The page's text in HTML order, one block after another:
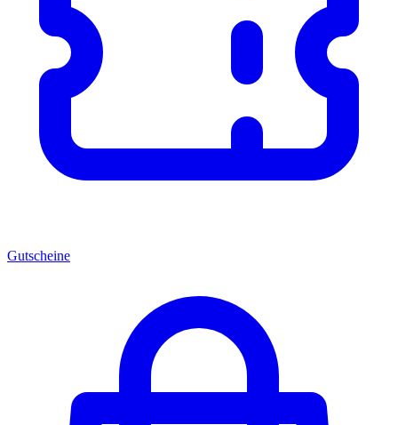
Gutscheine